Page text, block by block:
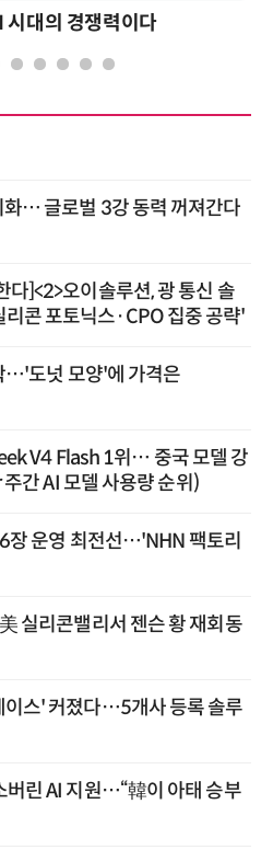
시대의 경쟁력이다
… 글로벌 3강 동력 꺼져간다
다]<2>오이솔루션, 광 통신 솔
콘 포토닉스·CPO 집중 공략'
…'도넛 모양'에 가격은
V4 Flash 1위… 중국 모델 강
간 AI 모델 사용량 순위)
장 운영 최전선…'NHN 팩토리
실리콘밸리서 젠슨 황 재회동
이스' 커졌다…5개사 등록 솔루
버린 AI 지원…“韓이 아태 승부